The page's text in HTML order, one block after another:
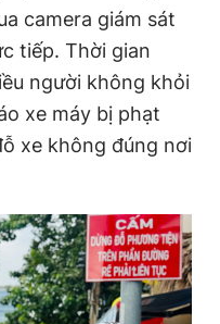
camera giám sát
tiếp. Thời gian
người không khỏi
xe máy bị phạt
xe không đúng nơi